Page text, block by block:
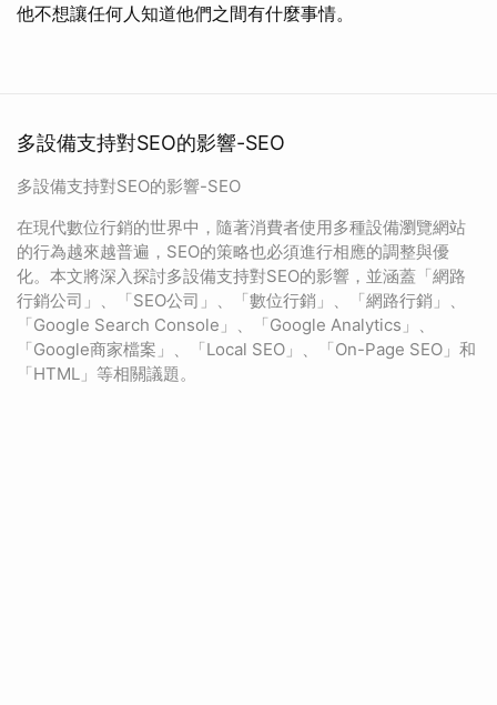
他不想讓任何人知道他們之間有什麼事情。
多設備支持對SEO的影響-SEO
多設備支持對SEO的影響-SEO
在現代數位行銷的世界中，隨著消費者使用多種設備瀏覽網站
的行為越來越普遍，SEO的策略也必須進行相應的調整與優
化。本文將深入探討多設備支持對SEO的影響，並涵蓋「網路
行銷公司」、「SEO公司」、「數位行銷」、「網路行銷」、
「Google Search Console」、「Google Analytics」、
「Google商家檔案」、「Local SEO」、「On-Page SEO」和
「HTML」等相關議題。